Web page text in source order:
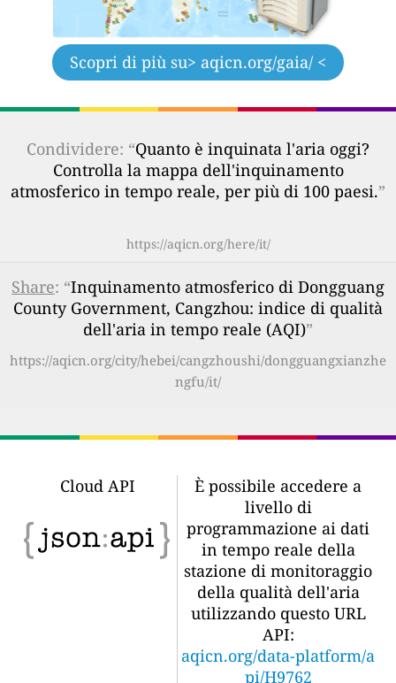
Scopri di più su> aqicn.org/gaia/ <
Condividere: “Quanto è inquinata l'aria oggi?
Controlla la mappa dell'inquinamento
atmosferico in tempo reale, per più di 100 paesi.”
https://aqicn.org/here/it/
Share: “Inquinamento atmosferico di Dongguang
County Government, Cangzhou: indice di qualità
dell'aria in tempo reale (AQI)”
https://aqicn.org/city/hebei/cangzhoushi/dongguangxianzhe
ngfu/it/
Cloud API
È possibile accedere a
livello di
programmazione ai dati
in tempo reale della
stazione di monitoraggio
della qualità dell'aria
utilizzando questo URL
API:
aqicn.org/data-platform/a
pi/H9762